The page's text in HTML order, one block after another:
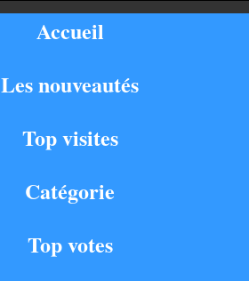
Accueil
Les nouveautés
Top visites
Catégorie
Top votes